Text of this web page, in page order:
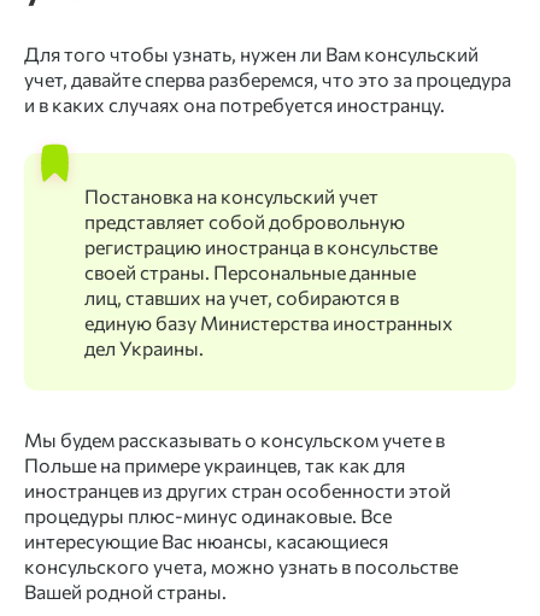
Для того чтобы узнать, нужен ли Вам консульский
учет, давайте сперва разберемся, что это за процедура
и в каких случаях она потребуется иностранцу.
Постановка на консульский учет
представляет собой добровольную
регистрацию иностранца в консульстве
своей страны. Персональные данные
лиц, ставших на учет, собираются в
единую базу Министерства иностранных
дел Украины.
Мы будем рассказывать о консульском учете в
Польше на примереукраинцев, так как для
иностранцев из других стран особенности этой
процедуры плюс-минус одинаковые. Все
интересующие Вас нюансы, касающиеся
консульского учета, можно узнать в посольстве
Вашей родной страны.